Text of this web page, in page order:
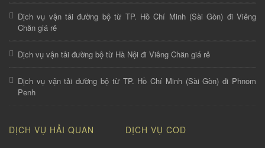
Dịch vụ vận tải đường bộ từ TP. Hồ Chí Minh (Sài Gòn) đi Viêng
Chăn giá rẻ
Dịch vụ vận tải đường bộ từ Hà Nội đi Viêng Chăn giá rẻ
Dịch vụ vận tải đường bộ từ TP. Hồ Chí Minh (Sài Gòn) đi Phnom
Penh
DỊCH VỤ HẢI QUAN DỊCH VỤ COD